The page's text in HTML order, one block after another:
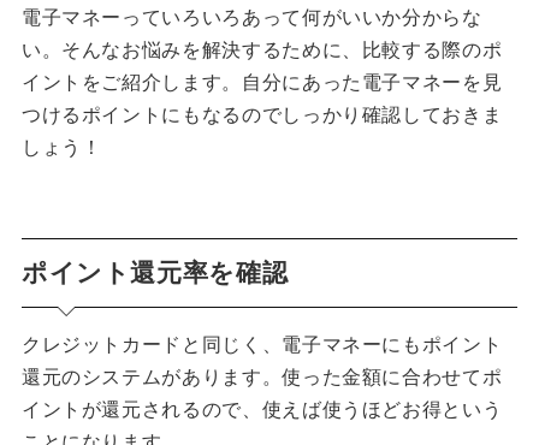
電子マネーっていろいろあって何がいいか分からな
い。そんなお悩みを解決するために、比較する際のポ
イントをご紹介します。自分にあった電子マネーを見
つけるポイントにもなるのでしっかり確認しておきま
しょう！
ポイント還元率を確認
クレジットカードと同じく、電子マネーにもポイント
還元のシステムがあります。使った金額に合わせてポ
イントが還元されるので、使えば使うほどお得という